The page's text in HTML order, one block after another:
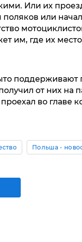
Или их
или
им, где их
поддерживают
от них на
во главе
Польша -